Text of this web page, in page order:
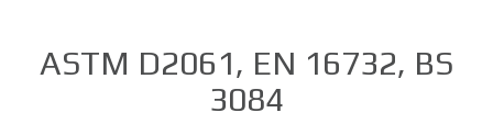
ASTM D2061, EN 16732, BS
3084